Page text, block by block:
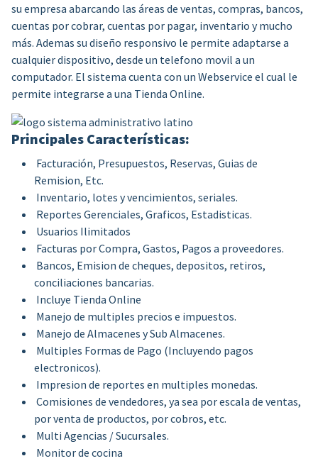
su empresa abarcando las áreas de ventas, compras, bancos,
cuentas por cobrar, cuentas por pagar, inventario y mucho
más. Ademas su diseño responsivo le permite adaptarse a
cualquier dispositivo, desde un telefono movil a un
computador. El sistema cuenta con un Webservice el cual le
permite integrarse a una Tienda Online.
Principales Características:
Facturación, Presupuestos, Reservas, Guias de
Remision, Etc.
Inventario, lotes y vencimientos, seriales.
Reportes Gerenciales, Graficos, Estadisticas.
Usuarios Ilimitados
Facturas por Compra, Gastos, Pagos a proveedores.
Bancos, Emision de cheques, depositos, retiros,
conciliaciones bancarias.
Incluye Tienda Online
Manejo de multiples precios e impuestos.
Manejo de Almacenes y Sub Almacenes.
Multiples Formas de Pago (Incluyendo pagos
electronicos).
Impresion de reportes en multiples monedas.
Comisiones de vendedores, ya sea por escala de ventas,
por venta de productos, por cobros, etc.
Multi Agencias / Sucursales.
Monitor de cocina